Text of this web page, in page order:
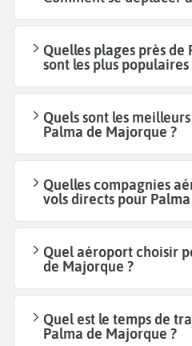
Quelles plages près
sont les plus populaires
Quels sont les
Palma de Majorque ?
Quelles compagnies
vols directs pour
Quel aéroport choisir
de Majorque ?
Quel est le temps de
Palma de Majorque ?